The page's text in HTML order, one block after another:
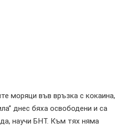
моряци във връзка с кокаина,
днес бяха освободени и са
научи БНТ. Към тях няма